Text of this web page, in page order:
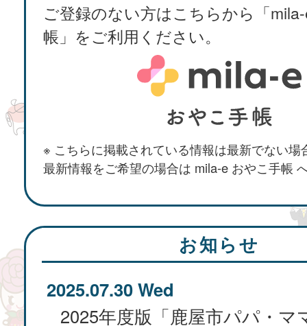
ご登録のない方はこちらから「
帳」をご利用ください。
※ こちらに掲載されている情報は最新でない場
最新情報をご希望の場合は mila-e おやこ手帳
お知らせ
2025.07.30 Wed